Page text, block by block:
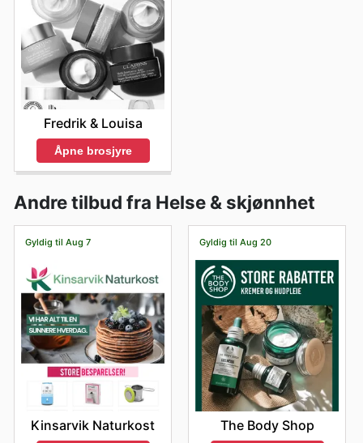
Fredrik & Louisa
Åpne brosjyre
Andre tilbud fra Helse & skjønnhet
Gyldig til Aug 7
Kinsarvik Naturkost
Gyldig til Aug 20
The Body Shop